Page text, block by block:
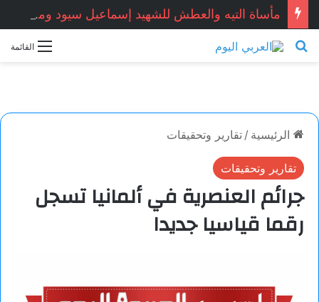
مأساة التيه والعطش للشهيد إسماعيل سيود ومرافقه يوسف سيود: صورة مشرقة لتضامن أهل الجنوب.. بقلم الكاتب الجزائري: محمد عدنان بن مير
القائمة بحث عن
الرئيسية / تقارير وتحقيقات
تقارير وتحقيقات
جرائم العنصرية في ألمانيا تسجل
رقما قياسيا جديدا